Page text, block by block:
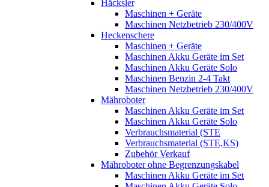
Häcksler
Maschinen + Geräte
Maschinen Netzbetrieb 230/400V
Heckenschere
Maschinen + Geräte
Maschinen Akku Geräte im Set
Maschinen Akku Geräte Solo
Maschinen Benzin 2-4 Takt
Maschinen Netzbetrieb 230/400V
Mähroboter
Maschinen Akku Geräte im Set
Maschinen Akku Geräte Solo
Verbrauchsmaterial (STE
Verbrauchsmaterial (STE,KS)
Zubehör Verkauf
Mähroboter ohne Begrenzungskabel
Maschinen Akku Geräte im Set